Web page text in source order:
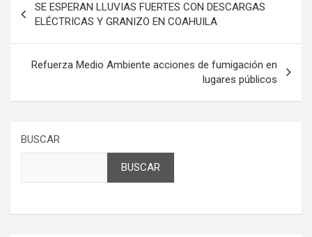
de
entradas
SE ESPERAN LLUVIAS FUERTES CON DESCARGAS
ELÉCTRICAS Y GRANIZO EN COAHUILA
Refuerza Medio Ambiente acciones de fumigación en
lugares públicos
BUSCAR
BUSCAR